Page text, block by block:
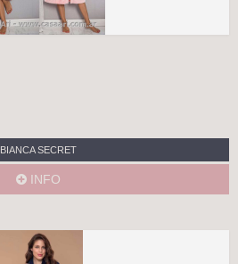
BIANCA SECRET
INFO